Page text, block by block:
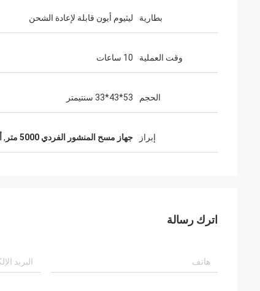
بطارية ليثيوم أيون قابلة لإعادة الشحن
وقت العملية 10 ساعات
الحجم 53*43*33 سنتيمتر
إبراز جهاز مسح المنشور الفردي 5000 متر ,
اترك رسالة